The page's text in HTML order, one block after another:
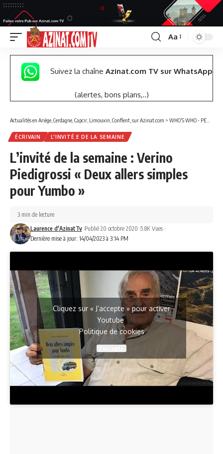
Font
Resizer
Aa
Suivez la chaîne Azinat.com TV sur WhatsApp
(alertes, bons plans,..)
Actualités en Ariège, Cerdagne, Capcir, Limouxin, Conflent, sur Azinat.com > WHO’S WHO - PERSONNALITÉS
ÉCRIVAIN L'INVITÉ.E DE LA SEMAINE
L’invité de la semaine : Verino
Piedigrossi « Deux allers simples
pour Yumbo »
Dernière mise à jour: 14/04/2023 à 3:14 PM
Laurence d'AzinatTv Publié 20 octobre 2020 5.8K Vues
3 min de lecture
Cliquez sur « J’accepte » pour activer
Youtube
Politique de cookies